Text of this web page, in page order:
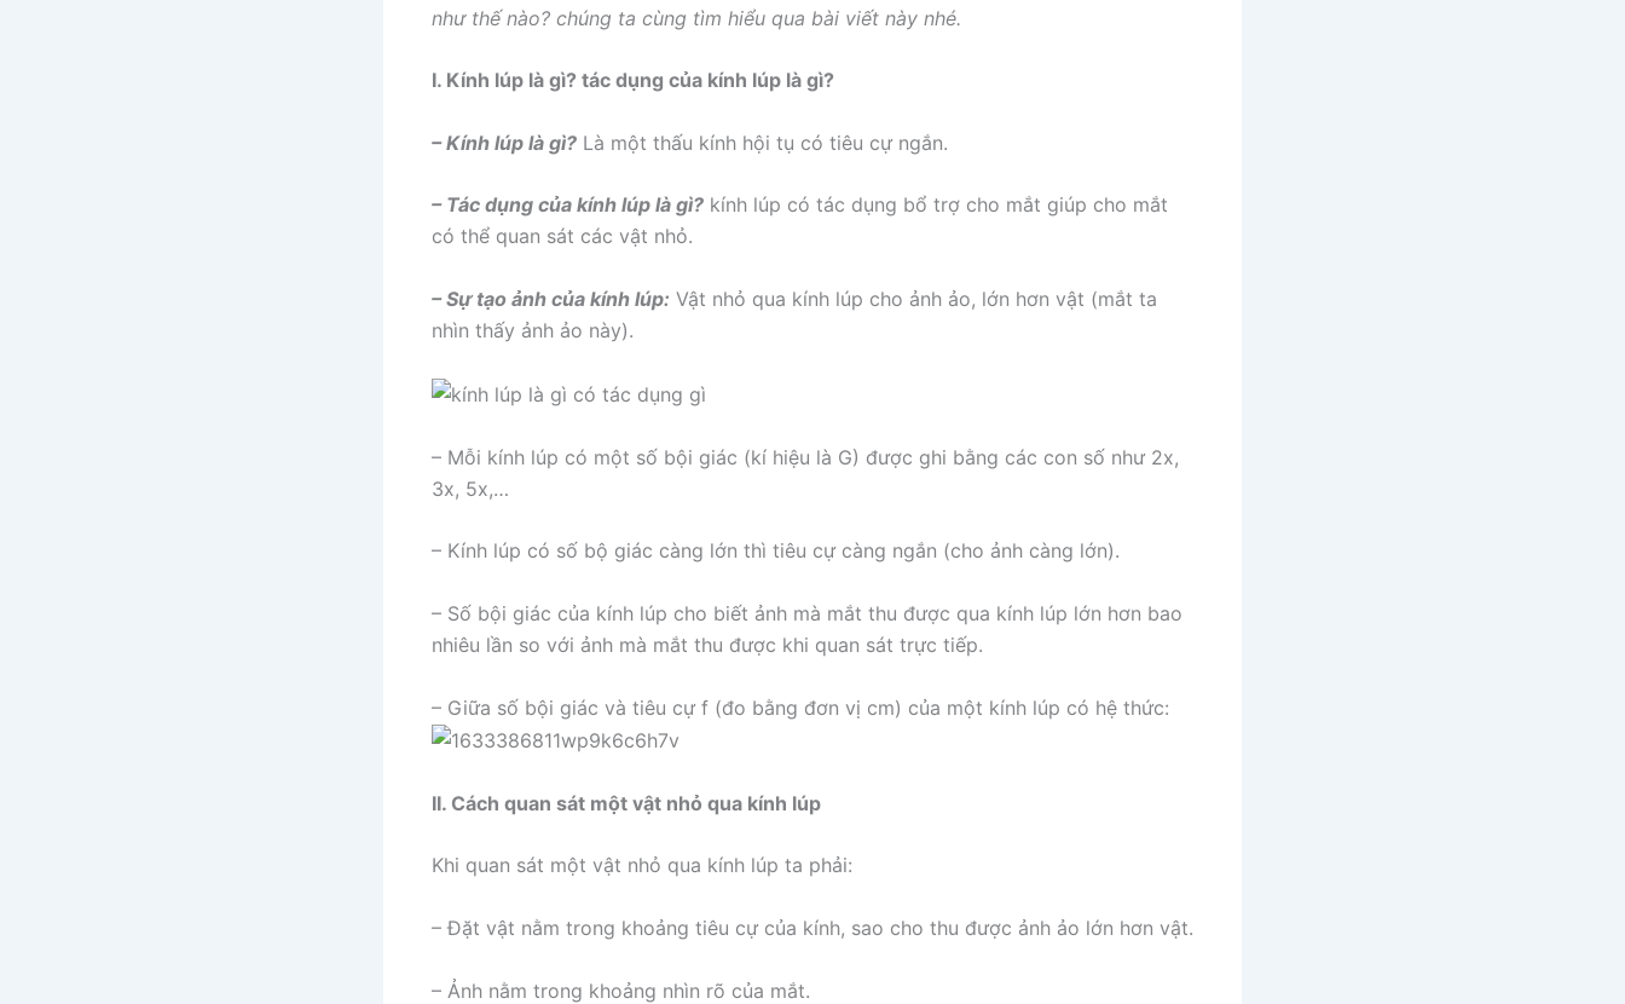
như thế nào? chúng ta cùng tìm hiểu qua bài viết này nhé.
I. Kính lúp là gì? tác dụng của kính lúp là gì?
– Kính lúp là gì? Là một thấu kính hội tụ có tiêu cự ngắn.
– Tác dụng của kính lúp là gì? kính lúp có tác dụng bổ trợ cho mắt giúp cho mắt
có thể quan sát các vật nhỏ.
– Sự tạo ảnh của kính lúp: Vật nhỏ qua kính lúp cho ảnh ảo, lớn hơn vật (mắt ta
nhìn thấy ảnh ảo này).
– Mỗi kính lúp có một số bội giác (kí hiệu là G) được ghi bằng các con số như 2x,
3x, 5x,…
– Kính lúp có số bộ giác càng lớn thì tiêu cự càng ngắn (cho ảnh càng lớn).
– Số bội giác của kính lúp cho biết ảnh mà mắt thu được qua kính lúp lớn hơn bao
nhiêu lần so với ảnh mà mắt thu được khi quan sát trực tiếp.
– Giữa số bội giác và tiêu cự f (đo bằng đơn vị cm) của một kính lúp có hệ thức:
II. Cách quan sát một vật nhỏ qua kính lúp
Khi quan sát một vật nhỏ qua kính lúp ta phải:
– Đặt vật nằm trong khoảng tiêu cự của kính, sao cho thu được ảnh ảo lớn hơn vật.
– Ảnh nằm trong khoảng nhìn rõ của mắt.